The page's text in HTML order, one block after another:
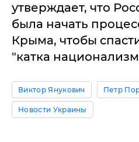
утверждает, что
была начать
Крыма, чтобы
"катка
Виктор Янукович Петр
Новости Украины